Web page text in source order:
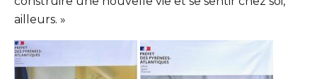
ailleurs. »